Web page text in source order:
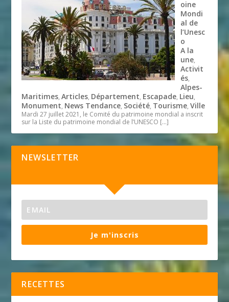
oine
Mondi
al de
l’Unesc
o
A la
une,
Activit
és,
Alpes-
Maritimes,Articles, Département, Escapade, Lieu,
Monument, News Tendance, Société, Tourisme,Ville
Mardi 27 juillet 2021, le Comité du patrimoine mondial a inscrit
sur la Liste du patrimoine mondial de l’UNESCO […]
NEWSLETTER
Je m'inscris
RECETTES